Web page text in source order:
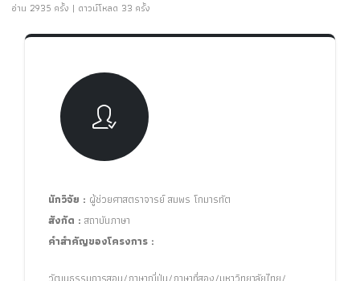
อ่าน 2935 ครั้ง | ดาวน์โหลด 33 ครั้ง
นักวิจัย : ผู้ช่วยศาสตราจารย์ สมพร โกมารทัต
สังกัด : สถาบันภาษา
คำสำคัญของโครงการ :